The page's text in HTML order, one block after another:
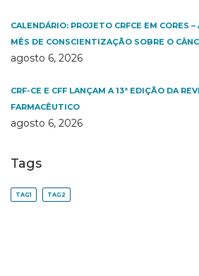
CALENDÁRIO: PROJETO CRFCE EM CORES
MÊS DE CONSCIENTIZAÇÃO SOBRE O
agosto 6, 2026
CRF-CE E CFF LANÇAM A 13ª EDIÇÃO DA
FARMACÊUTICO
agosto 6, 2026
Tags
TAG1 TAG2